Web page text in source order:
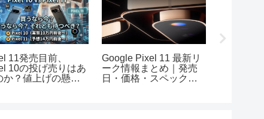
11発売目前、
10の投げ売りはあ
か？値上げの懸念
Google Pixel 11 最新リ
ーク情報まとめ｜発売
日・価格・スペック予